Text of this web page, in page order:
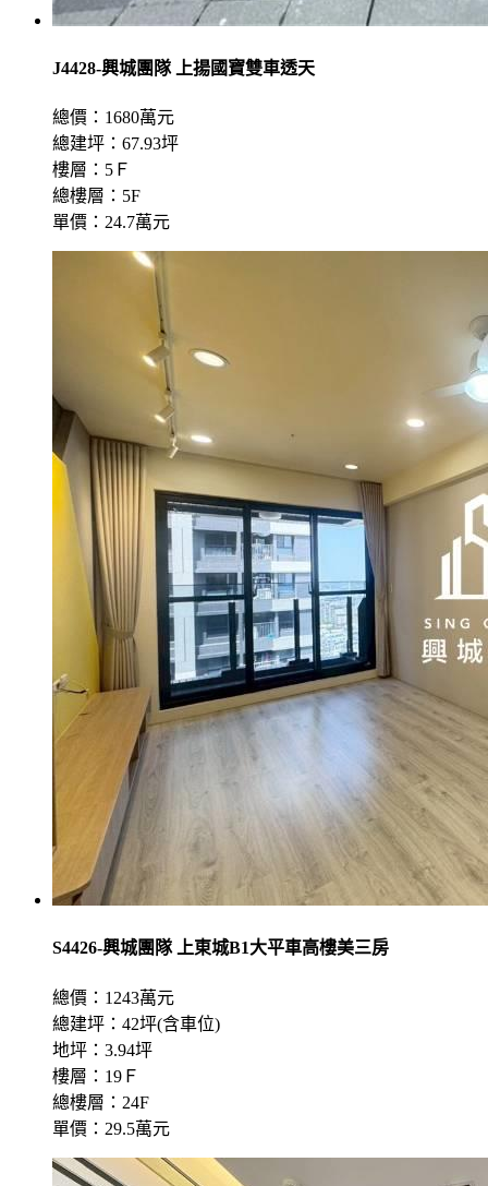
J4428-興城團隊 上揚國寶雙車透天
總價：1680萬元
總建坪：67.93坪
樓層：5Ｆ
總樓層：5F
單價：24.7萬元
S4426-興城團隊 上東城B1大平車高樓美三房
總價：1243萬元
總建坪：42坪(含車位)
地坪：3.94坪
樓層：19Ｆ
總樓層：24F
單價：29.5萬元